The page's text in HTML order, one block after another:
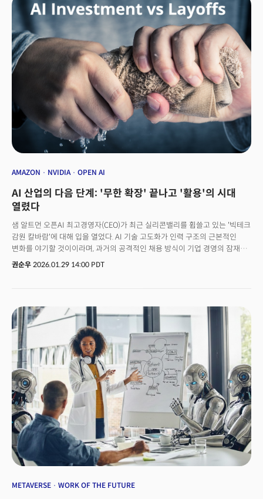
메타의 주가는 10.40% 급등했다. 그러나 화려한 실적, 통큰 투자 계획의
이면에는 가상현실(VR) 사업 축소, 경쟁사 대비 뒤처진 AI 기술 만회라는
메타의 절박한 상황이 깔려 있다는 게 업계의 분석이다.
AMAZON NVIDIA OPEN AI
AI 산업의 다음 단계: '무한 확장' 끝나고 '활용'의 시대
열렸다
샘 알트먼 오픈AI 최고경영자(CEO)가 최근 실리콘밸리를 휩쓸고 있는 '빅테크
감원 칼바람'에 대해 입을 열었다. AI 기술 고도화가 인력 구조의 근본적인
변화를 야기할 것이이라며, 과거의 공격적인 채용 방식이 기업 경영의 잠재적
리스크가 될 수 있음을 시사했다.알트먼 CEO는 지난 26일(현지시간) 열린
수밖에 없다는 지적이다.그는 "올바른 접근법은 속도를 조절하되 지속적으로
채용하는 것"이라며, 경쟁사들이 이러한 신중한 채용 전략을 공유하지 않기를
바란다는 뼈 있는 말도 덧붙였다. 이는 2026년 현재 미국 노동시장을
강타하고 있는 기업들의 감원 행렬이 단순한 경기 침체 대응을 넘어, AI 산업의
'구조적 전환점'에 진입했음을 보여주는 대목이다.알트먼의 이 같은 발언은
오픈AI가 직면한 심각한 재정 압박과 무관치 않다. 현재 오픈AI는 분기별
수십억 달러에 달하는 천문학적 손실을 기록 중이다. 향후 수년간 데이터센터
인프라 구축에 1조 달러($1T) 이상을 투입할 계획이지만, 매출 성장세는 투자
비용을 따라잡지 못하고 있다.일부 전문가들 사이에서는 "오픈AI의 현금이
18개월 내에 바닥날 수 있다"는 비관론까지 나오는 상황. 실제로 알트먼은
지난달 직원 대상 메모를 통해 '비상사태'를 선포하고, 챗GPT 등 주력 제품의
수익성 개선에 전사적 역량을 집중할 것을 주문했다.재정적 한계에 부딪힌
오픈AI는 그간 고수해온 사업 전략마저 수정하고 있다. 2024년까지만 해도
광고 모델 도입을 "최후의 수단"이라며 선을 그었던 알트먼은 이달 초 챗GPT
최대 600억달러의 투자금을 확보하고 있는 것으로 알려졌다. 디인포메이션에
권순우 2026.01.29 14:00 PDT
METAVERSE WORK OF THE FUTURE